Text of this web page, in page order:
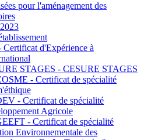
pour l'aménagement des
Certificat d'Expérience à
STAGES - CESURE STAGES
- Certificat de spécialité
- Certificat de spécialité
Agricole
- Certificat de spécialité
Environnementale des